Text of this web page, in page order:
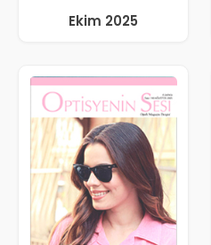
Ekim 2025